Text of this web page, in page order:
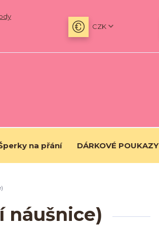
CZK
na přání DÁRKOVÉ POUKAZY
náušnice)